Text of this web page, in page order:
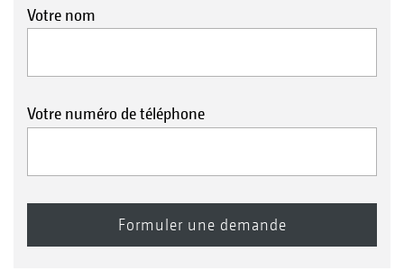
Votre nom
Votre numéro de téléphone